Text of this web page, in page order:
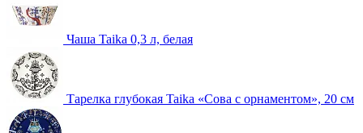
Чаша Taika 0,3 л, белая
Тарелка глубокая Taika «Сова с орнаментом», 20 см